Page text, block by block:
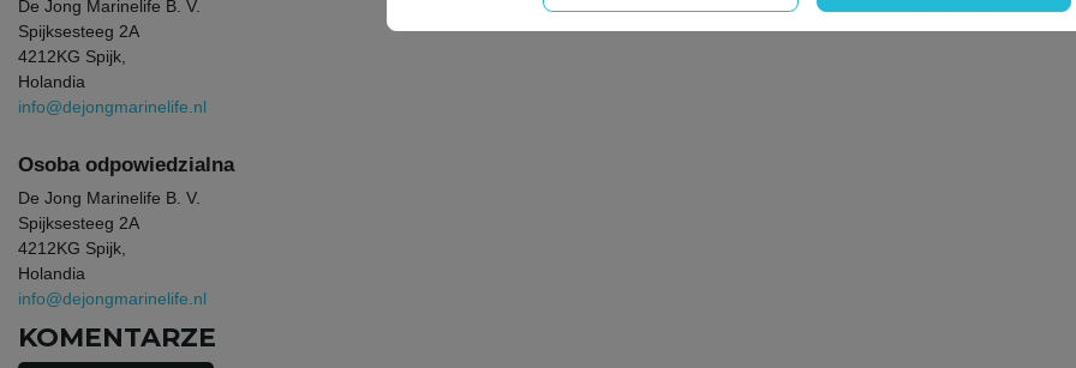
De Jong Marinelife B. V.
Spijksesteeg 2A
4212KG Spijk,
Holandia
info@dejongmarinelife.nl
Osoba odpowiedzialna
De Jong Marinelife B. V.
Spijksesteeg 2A
4212KG Spijk,
Holandia
info@dejongmarinelife.nl
KOMENTARZE